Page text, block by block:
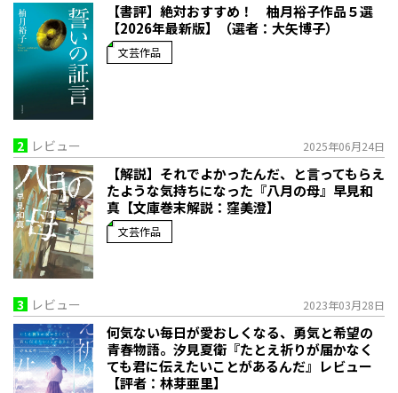
【書評】絶対おすすめ！ 柚月裕子作品５選
【2026年最新版】（選者：大矢博子）
文芸作品
2 レビュー 2025年06月24日
【解説】それでよかったんだ、と言ってもらえ
たような気持ちになった――『八月の母』早見和
真【文庫巻末解説：窪美澄】
文芸作品
3 レビュー 2023年03月28日
何気ない毎日が愛おしくなる、勇気と希望の
青春物語。――汐見夏衛『たとえ祈りが届かなく
ても君に伝えたいことがあるんだ』レビュー
【評者：林芽亜里】